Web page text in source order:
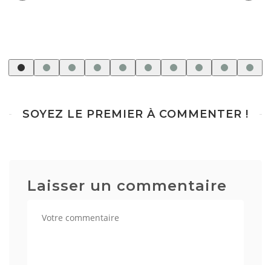
SOYEZ LE PREMIER À COMMENTER !
Laisser un commentaire